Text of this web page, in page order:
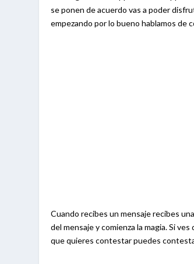
se ponen de acuerdo vas a poder
empezando por lo bueno hablamos de
Cuando recibes un mensaje recibes
del mensaje y comienza la magia. Si
que quieres contestar puedes